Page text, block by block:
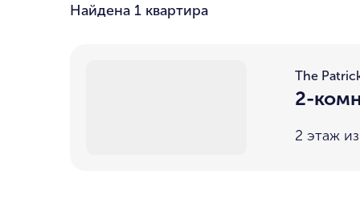
Найдена 1 квартира
The
2-
2 этаж